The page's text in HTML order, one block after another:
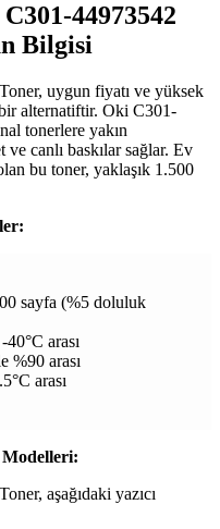
44973542
Bilgisi
uygun fiyatı ve yüksek
alternatiftir. Oki C301-
tonerlere yakın
canlı baskılar sağlar. Ev
bu toner, yaklaşık 1.500
sayfa (%5 doluluk
arası
%90 arası
arası
Modelleri:
aşağıdaki yazıcı